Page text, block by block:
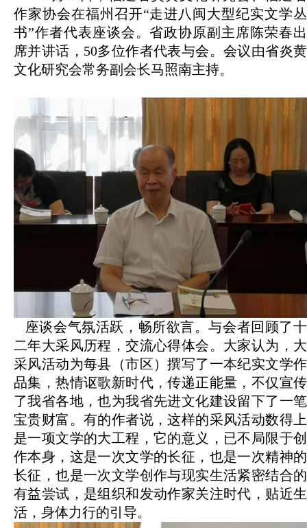
作家协会在福州召开“走进八闽大型纪实文学丛
书”作者代表座谈会。省政协原副主席陈荣春出
席并讲话，50多位作者代表与会。会议由省炎黄
文化研究会常务副会长马照南主持。
座谈会气氛活跃，畅所欲言。与会者回顾了十
二年大采风历程，交流心得体会。大家认为，大
采风活动为每县（市区）撰写了一本纪实文学作
品集，热情讴歌新时代，传递正能量，不仅宣传
了我省各地，也为我省先进文化建设留下了一笔
宝贵财富。有的作者说，这样的采风活动数得上
是一项文学的大工程，它的意义，已不局限于创
作本身，这是一次文学的长征，也是一次精神的
长征，也是一次文学创作与现实生活紧密结合的
有益尝试，是组织和发动作家关注时代，贴近生
活，身体力行的引导。